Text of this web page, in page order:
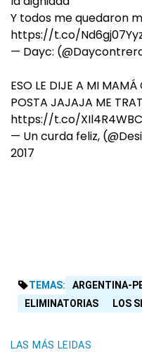
Y todos me quedaron
https://t.co/
— Dayc:
ESO LE DIJE A MI
POSTA JAJAJA ME
https://t.co/
— Un curda feliz,
2017
TEMAS: ARGENTINA-
ELIMINATORIAS
LOS
LAS MÁS LEIDAS